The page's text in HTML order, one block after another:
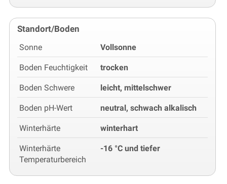
Standort/Boden
Sonne Vollsonne
Boden Feuchtigkeit trocken
Boden Schwere leicht, mittelschwer
Boden pH-Wert neutral, schwach alkalisch
Winterhärte winterhart
Winterhärte
Temperaturbereich
-16 °C und tiefer